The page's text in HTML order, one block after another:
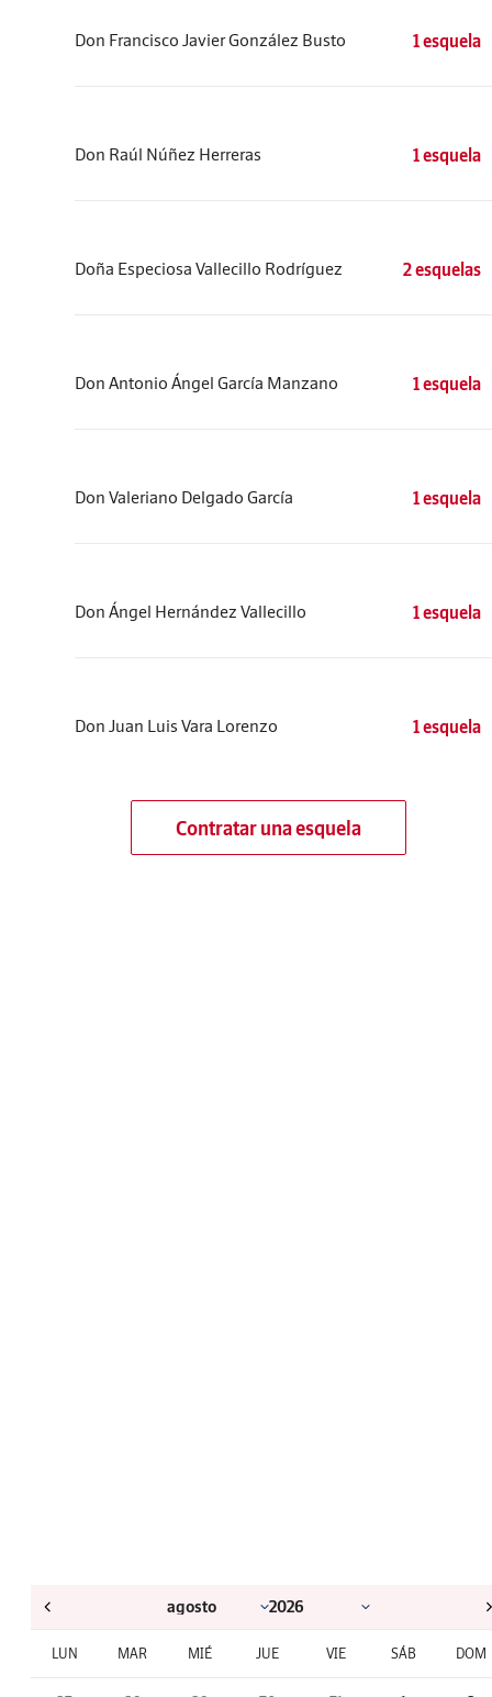
Don Francisco Javier González Busto 1 esquela
Don Raúl Núñez Herreras 1 esquela
Doña Especiosa Vallecillo Rodríguez 2 esquelas
Don Antonio Ángel García Manzano 1 esquela
Don Valeriano Delgado García 1 esquela
Don Ángel Hernández Vallecillo 1 esquela
Don Juan Luis Vara Lorenzo 1 esquela
Contratar una esquela
LUN MAR MIÉ JUE VIE SÁB DOM